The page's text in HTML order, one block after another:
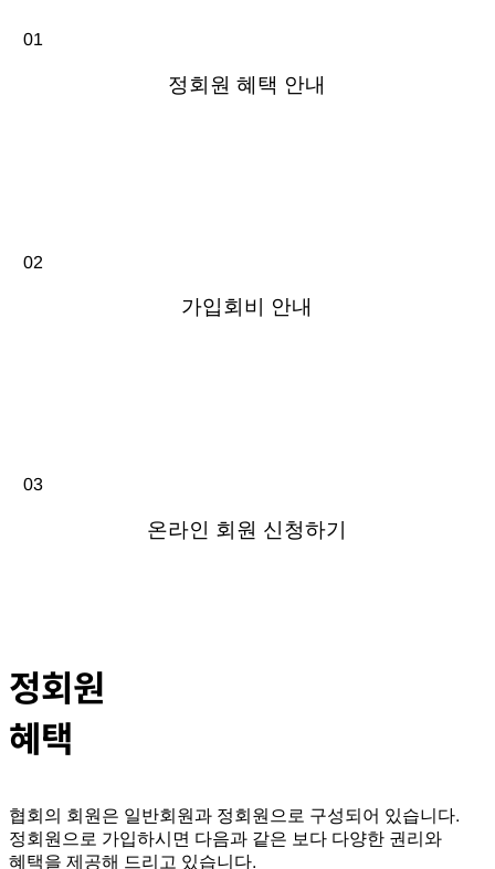
01
정회원 혜택 안내
02
가입회비 안내
03
온라인 회원 신청하기
정회원
혜택
협회의 회원은 일반회원과 정회원으로 구성되어 있습니다.
정회원으로 가입하시면 다음과 같은 보다 다양한 권리와
혜택을 제공해 드리고 있습니다.